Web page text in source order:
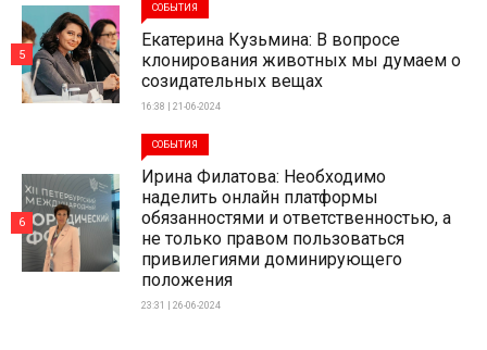
СОБЫТИЯ
Екатерина Кузьмина: В вопросе
клонирования животных мы думаем о
созидательных вещах
16:38 | 21-06-2024
5
СОБЫТИЯ
Ирина Филатова: Необходимо
наделить онлайн платформы
обязанностями и ответственностью, а
не только правом пользоваться
привилегиями доминирующего
положения
23:31 | 26-06-2024
6